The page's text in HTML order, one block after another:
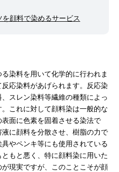
顔料で染めるサービス
染料を用いて化学的に行われま
応染料があげられます。反応染
スレン染料等繊維の種類によっ
これに対して顔料染は一般的な
面に色素を固着させる染法で
に顔料を分散させ、樹脂の力で
やペンキ等にも使用されている
もと悪く、特に顔料染に用いた
現実ですが、このことこそが顔